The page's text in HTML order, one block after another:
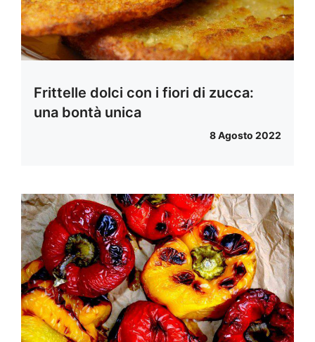
Frittelle dolci con i fiori di zucca:
una bontà unica
8 Agosto 2022